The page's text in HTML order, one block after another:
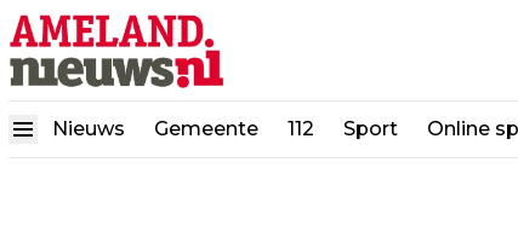
Nieuws Gemeente 112 Sport Online